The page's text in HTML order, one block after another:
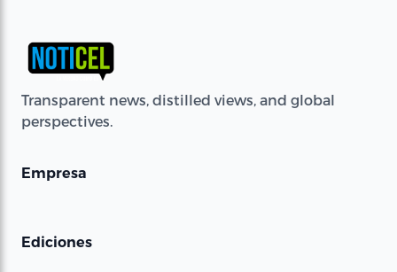
Transparent news, distilled views, and global
perspectives.
Empresa
Ediciones